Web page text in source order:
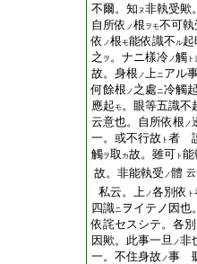
不爾。知 ヌ非執受歟
自所依 ノ根 ヲモ不可執
依 ノ根モ能依識不ル
之 ヲ 。ナニ樣冷ノ觸 ト
故。身根 ノ上ニアル
何餘根 ノ 之處ニ冷觸
應起モ。眼等五識不
云意也。自所依根 ノ
一。或不行故 ト 者
觸ヲ取 カ故。雖可 ト 能
故。非能執受 ノ體
私云。上ノ各別依 ト
四識ニヲイテノ因也
依詫セスシテ。各別
因歟。此事一旦ノ非
一。不住身故 ノ事